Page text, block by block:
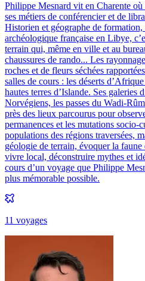
Philippe Mesnard vit en Charente où
ses métiers de conférencier et de
Historien et géographe de
archéologique française en Libye,
terrain qui, même en ville et au
chaussures de rando... Les
roches et de fleurs séchées
salles de cours : les déserts
hautes terres d’Islande. Ses galeries
Norvégiens, les passes du Wadi-
près des lieux parcourus pour
permanences et les mutations socio-
populations des régions traversées,
géologie de terrain, évoquer la
vivre local, déconstruire mythes et
cours d’un voyage que Philippe
plus mémorable possible.
11 voyages